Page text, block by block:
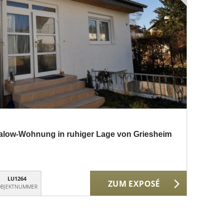
Wohnung in ruhiger Lage von Griesheim
LU1264
ZUM EXPOSÉ